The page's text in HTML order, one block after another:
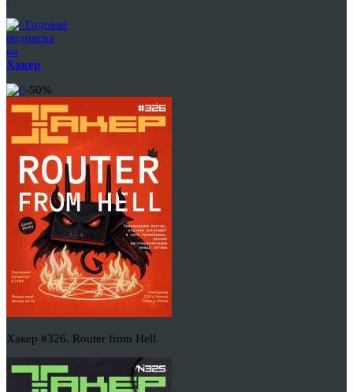
Годовая
подписка
на
Хакер
-50%
Хакер #326. Router from Hell